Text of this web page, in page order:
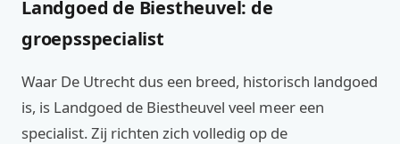
Landgoed de Biestheuvel: de
groepsspecialist
Waar De Utrecht dus een breed, historisch landgoed
is, is Landgoed de Biestheuvel veel meer een
specialist. Zij richten zich volledig op de